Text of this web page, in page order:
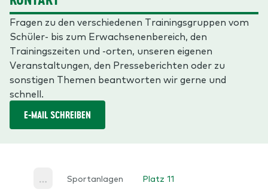
Fragen zu den verschiedenen Trainingsgruppen vom
Schüler- bis zum Erwachsenenbereich, den
Trainingszeiten und -orten, unseren eigenen
Veranstaltungen, den Presseberichten oder zu
sonstigen Themen beantworten wir gerne und
schnell.
E-MAIL SCHREIBEN
Sportanlagen Platz 11